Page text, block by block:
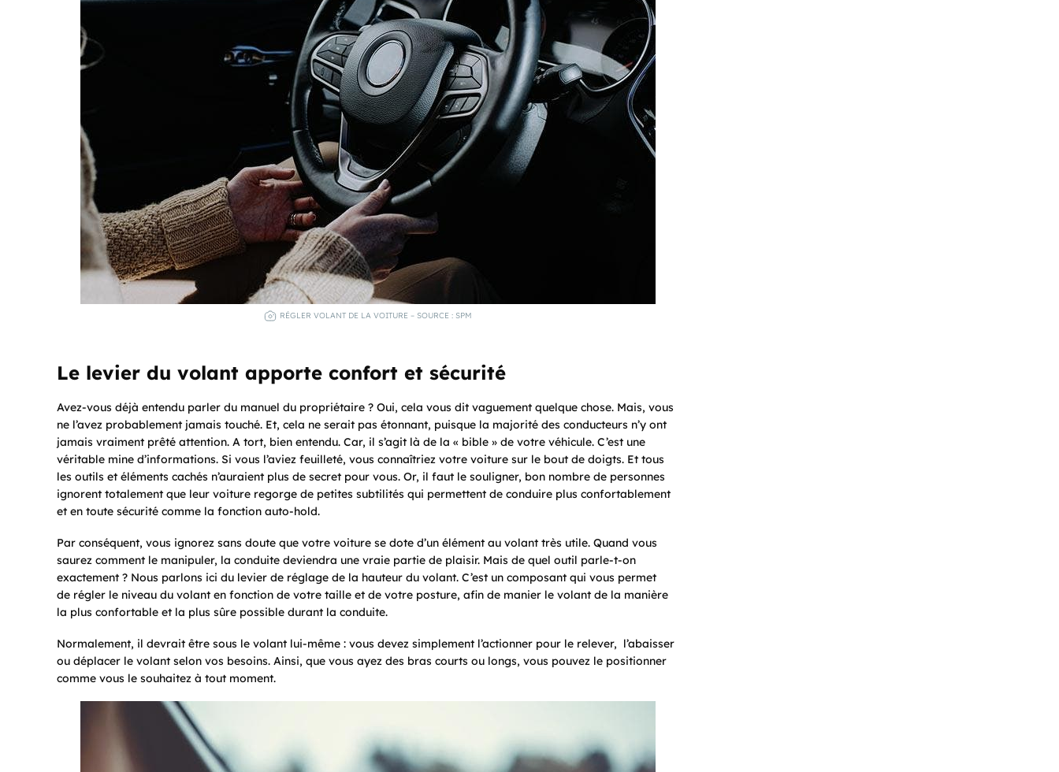
RÉGLER VOLANT DE LA VOITURE – SOURCE : SPM
Le levier du volant apporte confort et sécurité
Avez-vous déjà entendu parler du manuel du propriétaire ? Oui, cela vous dit vaguement quelque chose. Mais, vous
ne l’avez probablement jamais touché. Et, cela ne serait pas étonnant, puisque la majorité des conducteurs n’y ont
jamais vraiment prêté attention. A tort, bien entendu. Car, il s’agit là de la « bible » de votre véhicule. C’est une
véritable mine d’informations. Si vous l’aviez feuilleté, vous connaîtriez votre voiture sur le bout de doigts. Et tous
les outils et éléments cachés n’auraient plus de secret pour vous. Or, il faut le souligner, bon nombre de personnes
ignorent totalement que leur voiture regorge de petites subtilités qui permettent de conduire plus confortablement
et en toute sécurité comme la fonction auto-hold.
Par conséquent, vous ignorez sans doute que votre voiture se dote d’un élément au volant très utile. Quand vous
saurez comment le manipuler, la conduite deviendra une vraie partie de plaisir. Mais de quel outil parle-t-on
exactement ? Nous parlons ici du levier de réglage de la hauteur du volant. C’est un composant qui vous permet
de régler le niveau du volant en fonction de votre taille et de votre posture, afin de manier le volant de la manière
la plus confortable et la plus sûre possible durant la conduite.
Normalement, il devrait être sous le volant lui-même : vous devez simplement l’actionner pour le relever, l’abaisser
ou déplacer le volant selon vos besoins. Ainsi, que vous ayez des bras courts ou longs, vous pouvez le positionner
comme vous le souhaitez à tout moment.